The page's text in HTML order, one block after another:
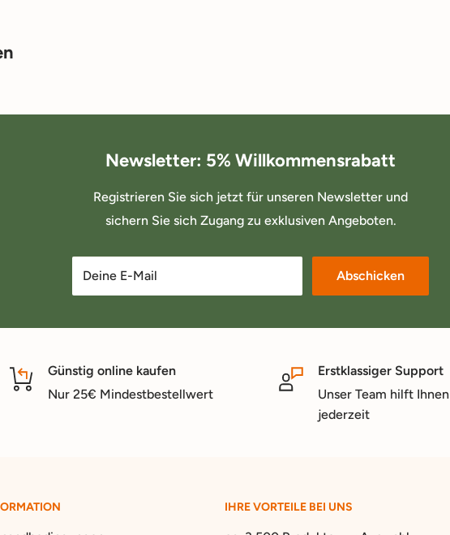
Newsletter: 5% Willkommensrabatt
Registrieren Sie sich jetzt für unseren Newsletter und
sichern Sie sich Zugang zu exklusiven Angeboten.
Deine E-Mail Abschicken
Günstig online kaufen
Nur 25€ Mindestbestellwert
Erstklassiger Support
Unser Team hilft Ihnen
jederzeit
IHRE VORTEILE BEI UNS